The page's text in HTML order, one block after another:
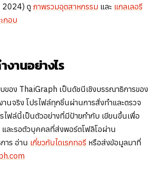
2024) ดู ภาพรวมอุตสาหกรรม และ แกลเลอรี
กอบ
งานอย่างไร
ของ ThaiGraph เป็นดัชนีเชิงบรรณาธิการของ
นจริง โปรไฟล์ทุกชิ้นผ่านการสั่งทำและตรวจ
ฟล์นี้เป็นตัวอย่างที่มีป้ายกำกับ เขียนขึ้นเพื่อ
ละรอตัวบุคคลที่ส่งพอร์ตโฟลิโอผ่าน
าร อ่าน เกี่ยวกับไดเรกทอรี หรือส่งข้อมูลมาที่